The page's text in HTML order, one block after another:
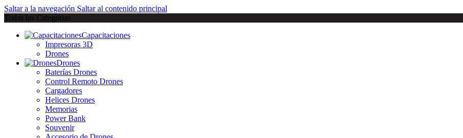
Saltar a la navegación Saltar al contenido principal
Todas las Categorias
Capacitaciones
Impresoras 3D
Drones
Drones
Baterías Drones
Control Remoto Drones
Cargadores
Helices Drones
Memorias
Power Bank
Souvenir